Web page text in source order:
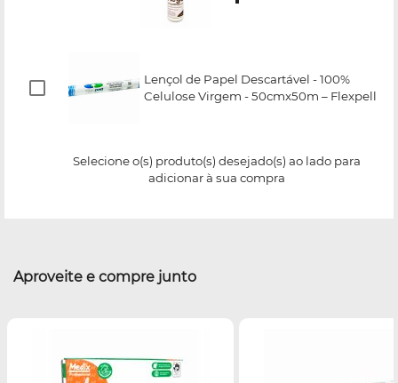
Lençol de Papel Descartável - 100%
Celulose Virgem - 50cmx50m – Flexpell
Selecione o(s) produto(s) desejado(s) ao lado para
adicionar à sua compra
Aproveite e compre junto